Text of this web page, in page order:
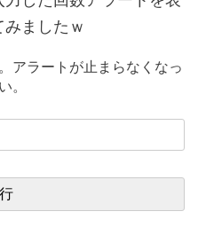
ましたｗ
アラートが止まらなくなっ
。